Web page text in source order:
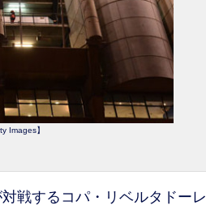
Images】
戦するコパ・リベルタドー